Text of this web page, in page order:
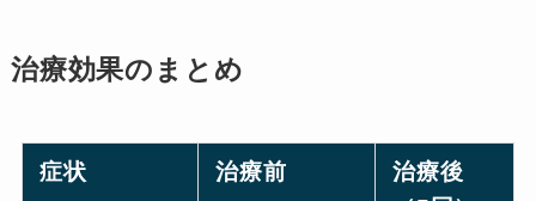
治療効果のまとめ
症状 治療前
治療後